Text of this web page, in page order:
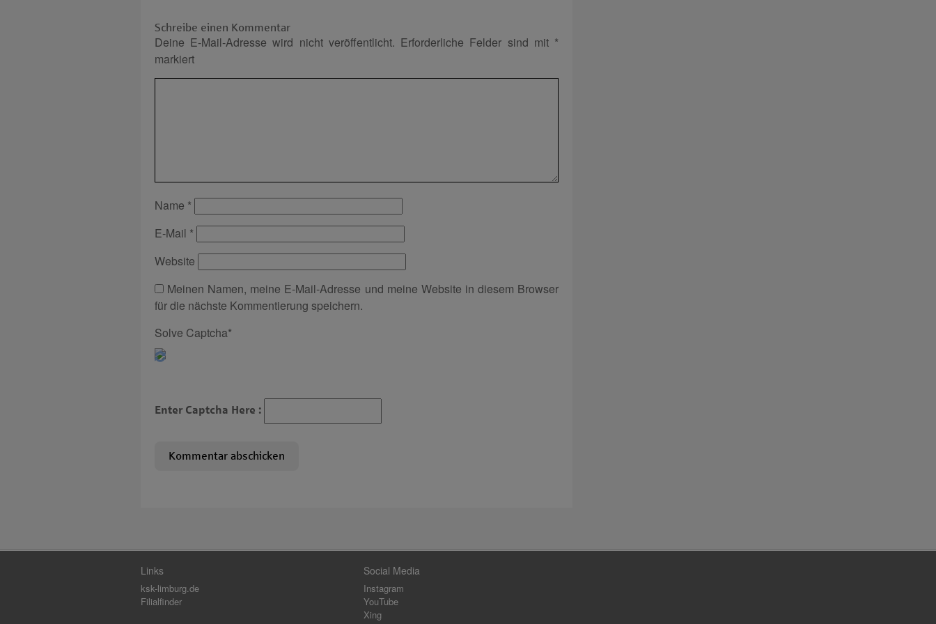
Schreibe einen Kommentar
Deine E-Mail-Adresse wird nicht veröffentlicht. Erforderliche Felder sind mit *
markiert
Name *
E-Mail *
Website
Meinen Namen, meine E-Mail-Adresse und meine Website in diesem Browser
für die nächste Kommentierung speichern.
Solve Captcha*
Enter Captcha Here :
Links
ksk-limburg.de
Filialfinder
Social Media
Instagram
YouTube
Xing